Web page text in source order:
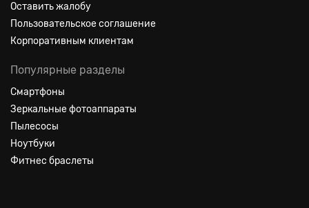
Оставить жалобу
Пользовательское соглашение
Корпоративным клиентам
Популярные разделы
Смартфоны
Зеркальные фотоаппараты
Пылесосы
Ноутбуки
Фитнес браслеты